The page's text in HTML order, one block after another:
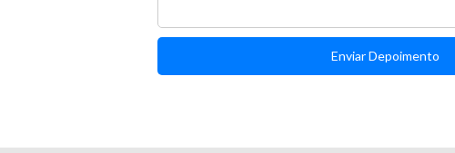
Enviar Depoimento